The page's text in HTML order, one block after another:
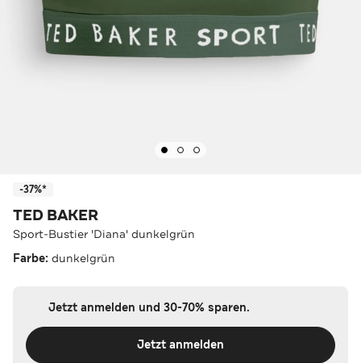
-37%*
TED BAKER
Sport-Bustier 'Diana' dunkelgrün
Farbe: dunkelgrün
Jetzt anmelden und 30-70% sparen.
Jetzt anmelden